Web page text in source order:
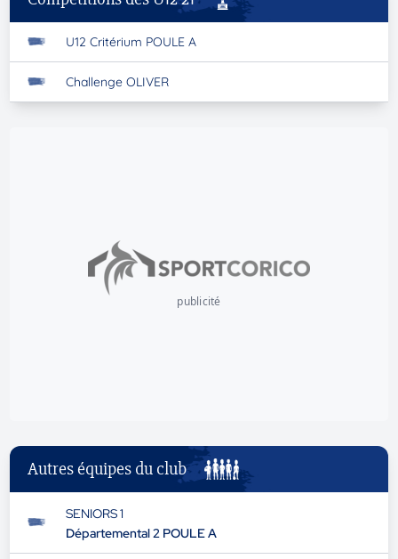
U12 Critérium POULE A
Challenge OLIVER
publicité
Autres équipes du club
SENIORS 1
Départemental 2 POULE A